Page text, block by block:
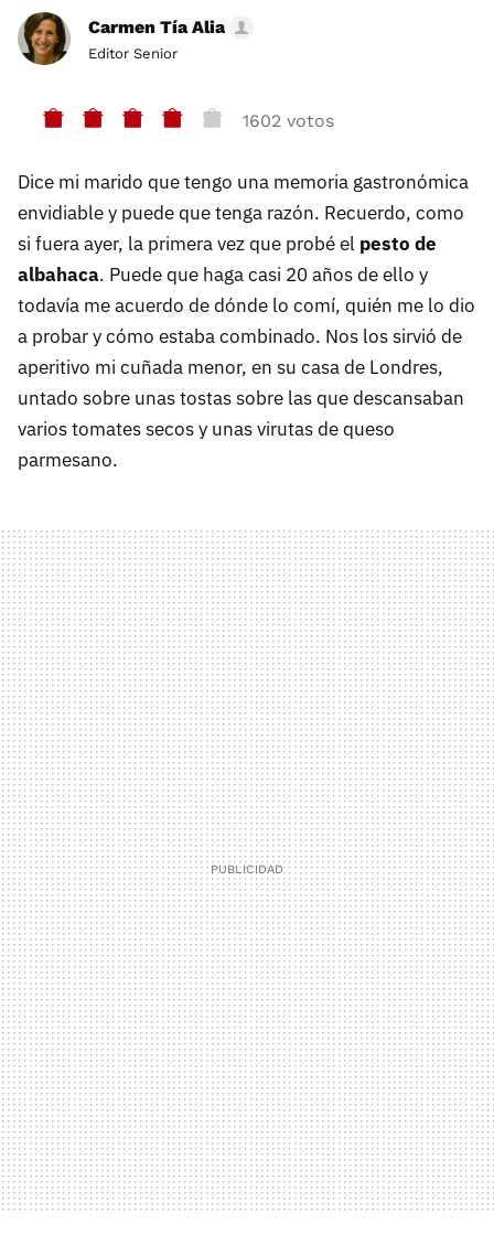
Carmen Tía Alia
Editor Senior
1602 votos
Dice mi marido que tengo una memoria gastronómica
envidiable y puede que tenga razón. Recuerdo, como
si fuera ayer, la primera vez que probé el pesto de
albahaca. Puede que haga casi 20 años de ello y
todavía me acuerdo de dónde lo comí, quién me lo dio
a probar y cómo estaba combinado. Nos los sirvió de
aperitivo mi cuñada menor, en su casa de Londres,
untado sobre unas tostas sobre las que descansaban
varios tomates secos y unas virutas de queso
parmesano.